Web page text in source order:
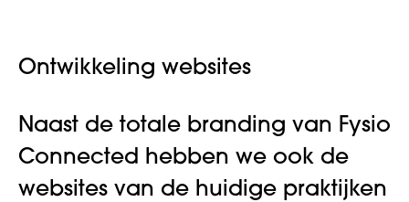
Ontwikkeling websites
Naast de totale branding van Fysio
Connected hebben we ook de
websites van de huidige praktijken